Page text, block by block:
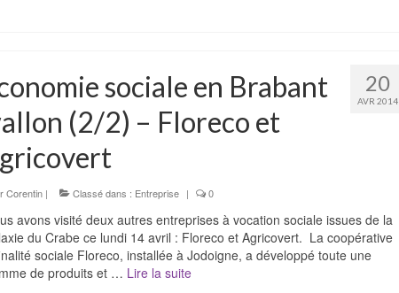
20
AVR 2014
sociale en Brabant
(2/2) – Floreco et
Corentin| Classé dans : Entreprise | 0
avons visité deux autres entreprises à vocation sociale issues de la
du Crabe ce lundi 14 avril : Floreco et Agricovert. La coopérative
sociale Floreco, installée à Jodoigne, a développé toute une
de produits et … Lire la suite­­